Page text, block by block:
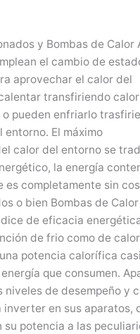
y Bombas de Calor
el cambio de
aprovechar el calor del
transfiriendo
o pueden enfriarlo
entorno. El máximo
calor del entorno se
la energía
es completamente sin
o bien Bombas de
de eficacia
de frio como de
potencia calorífica
que consumen.
niveles de desempeño y
en sus aparatos,
su potencia a las